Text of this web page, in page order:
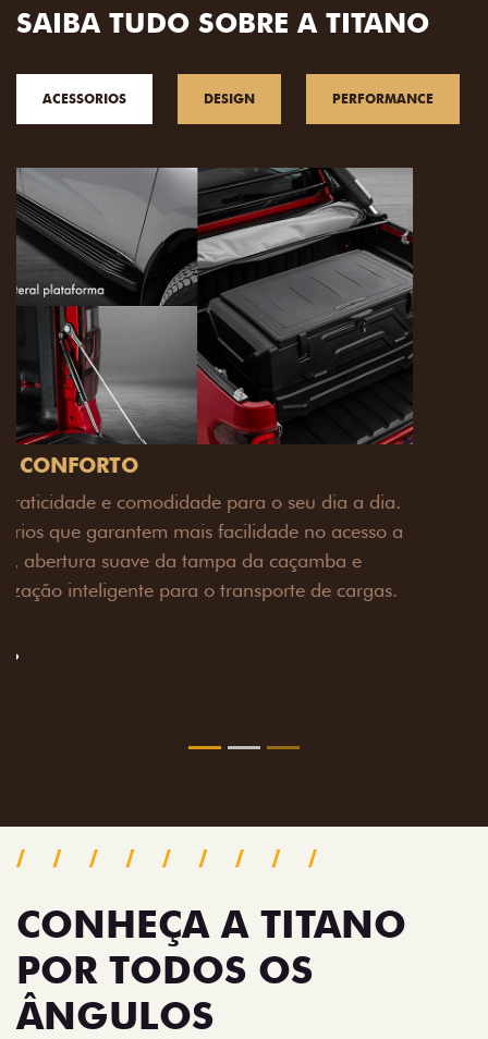
SAIBA TUDO SOBRE A TITANO
ACESSORIOS DESIGN PERFORMANCE
PACK OFF-ROAD
Prepare sua picape para qualquer desafio. O Pack
off-road combina engate de reboque para até 3,5
toneladas, alargadores de para-lamas e overbumper,
oferecendo mais capacidade de reboque, proteção
imponente para enfrentar qualquer terreno com
Pack tecnologia
CONHEÇA A TITANO
POR TODOS OS
ÂNGULOS